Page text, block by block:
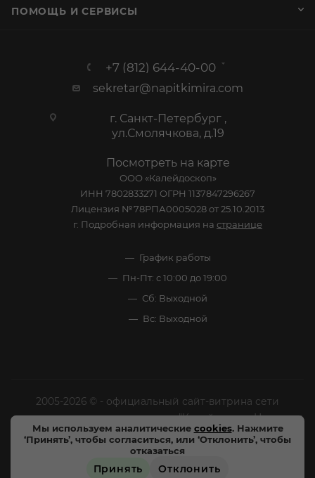
Мы используем аналитические cookies. Нажмите
‘Принять’, чтобы согласиться, или ‘Отклонить’, чтобы
отказаться
Принять Отклонить
ПОМОЩЬ И СЕРВИСЫ
+7 (812) 644-40-00
sekretar@napitkimira.com
г. Санкт-Петербург ,
ул.Смолячкова, д.19
Посмотреть на карте
ООО «Калейдоскоп»
ИНН 7802833271 ОГРН 1137847296267
Лицензия №78РПА0005028 от 25.10.2013
г. Подробная информация на странице
График работы
Пн-Пт: с 10:00 до 19:00
Сб: Выходной
Вс: Выходной
2005-2026 © - официальный сайт-витрина сети
специализированных напитков "Калейдоскоп Напитков
Мира". Все права защищены.
Цены, характеристики и внешний вид товара в